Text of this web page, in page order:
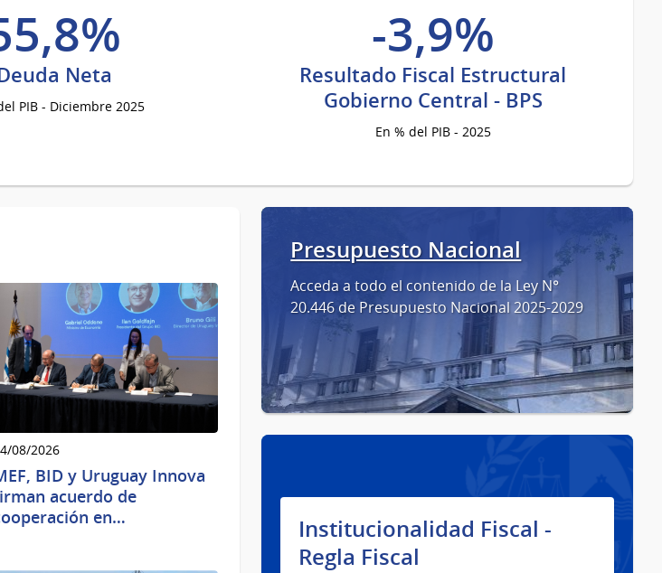
Neta
PIB - Diciembre 2025
-3,9%
Resultado Fiscal Estructural
Gobierno Central - BPS
En % del PIB - 2025
08/2026
BID y Uruguay Innova
acuerdo de
en…
Presupuesto Nacional
Acceda a todo el contenido de la Ley N°
20.446 de Presupuesto Nacional 2025-2029
Institucionalidad Fiscal -
Regla Fiscal